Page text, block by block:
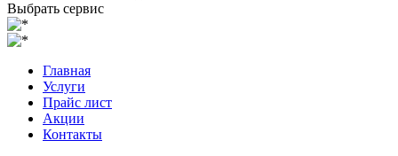
Выбрать сервис
Главная
Услуги
Прайс лист
Акции
Контакты